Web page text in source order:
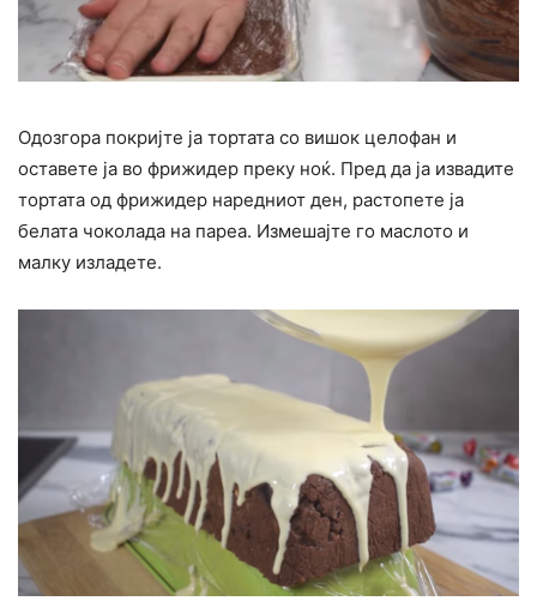
Одозгора покријте ја тортата со вишок целофан и
оставете ја во фрижидер преку ноќ. Пред да ја извадите
тортата од фрижидер наредниот ден, растопете ја
белата чоколада на пареа. Измешајте го маслото и
малку изладете.